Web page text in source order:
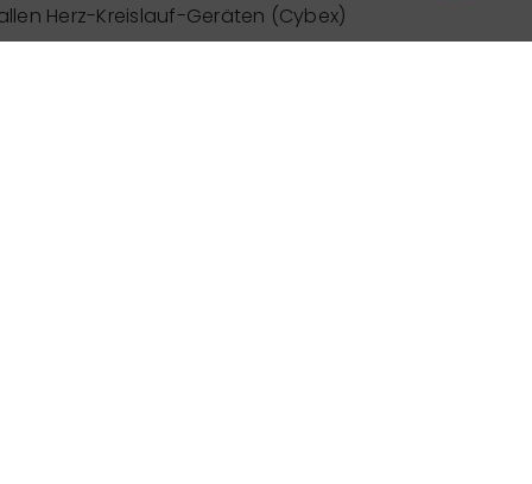
Herz-Kreislauf-Geräten (Cybex)
Rudergeräte, Crosstraining,